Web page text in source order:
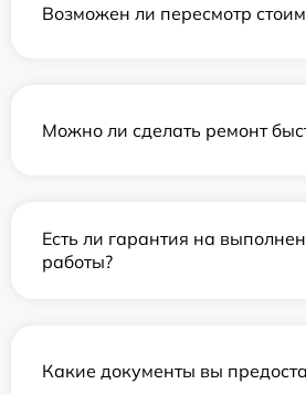
Возможен ли пересмотр
Можно ли сделать ремонт
Есть ли гарантия на
работы?
Какие документы вы